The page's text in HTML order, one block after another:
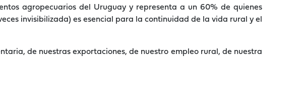
agropecuarios del Uruguay y representa a un 60% de quienes
invisibilizada) es esencial para la continuidad de la vida rural y el
de nuestras exportaciones, de nuestro empleo rural, de nuestra